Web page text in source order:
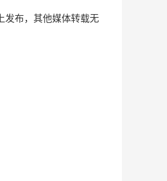
上发布，其他媒体转载无